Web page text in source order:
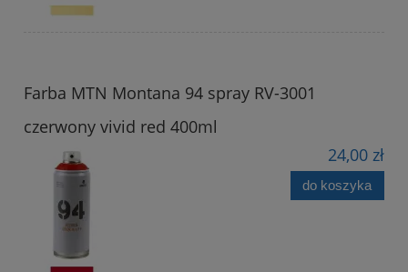
Farba MTN Montana 94 spray RV-3001
czerwony vivid red 400ml
24,00 zł
do koszyka